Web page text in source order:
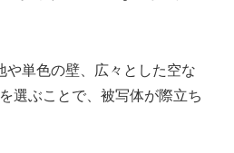
や単色の壁、広々とした空な
選ぶことで、被写体が際立ち